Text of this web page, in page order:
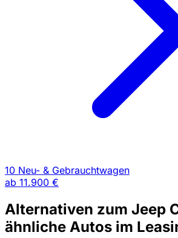
10 Neu- & Gebrauchtwagen
ab 11.900 €
Alternativen zum Jeep
ähnliche Autos im